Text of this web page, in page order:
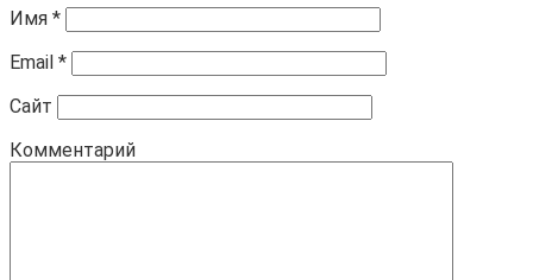
Имя *
Email *
Сайт
Комментарий